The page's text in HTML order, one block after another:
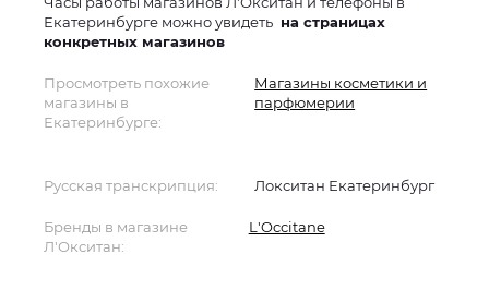
Екатеринбурге можно увидеть на страницах
конкретных магазинов
Просмотреть похожие
магазины в
Екатеринбурге:
Магазины косметики и
парфюмерии
Русская транскрипция: Локситан Екатеринбург
Бренды в магазине
Л'Окситан:
L'Occitane